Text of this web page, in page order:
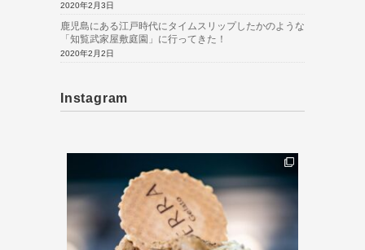
2020年2月3日
鹿児島にある江戸時代にタイムスリップしたかのような
「知覧武家屋敷庭園」に行ってきた！
2020年2月2日
Instagram